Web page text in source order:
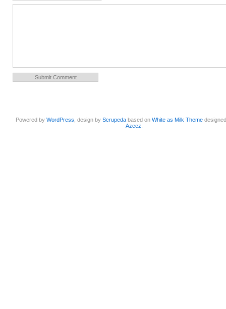
Powered byWordPress , design byScrupeda based onWhite as Milk Theme
Azeez